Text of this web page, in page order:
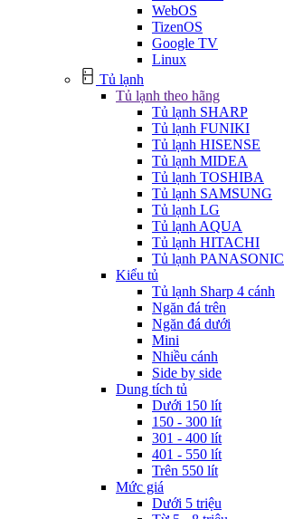
WebOS
TizenOS
Google TV
Linux
Tủ lạnh
Tủ lạnh theo hãng
Tủ lạnh SHARP
Tủ lạnh FUNIKI
Tủ lạnh HISENSE
Tủ lạnh MIDEA
Tủ lạnh TOSHIBA
Tủ lạnh SAMSUNG
Tủ lạnh LG
Tủ lạnh AQUA
Tủ lạnh HITACHI
Tủ lạnh PANASONIC
Kiểu tủ
Tủ lạnh Sharp 4 cánh
Ngăn đá trên
Ngăn đá dưới
Mini
Nhiều cánh
Side by side
Dung tích tủ
Dưới 150 lít
150 - 300 lít
301 - 400 lít
401 - 550 lít
Trên 550 lít
Mức giá
Dưới 5 triệu